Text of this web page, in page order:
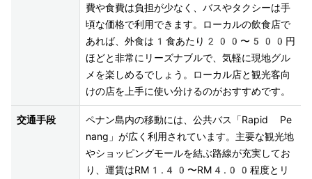
費や食費は負担が少なく、バスやタクシーは手
頃な価格で利用できます。ローカルの飲食店で
あれば、外食は1食あたり200〜500円
ほどと非常にリーズナブルで、気軽に現地グル
メを楽しめるでしょう。ローカル店と観光客向
けの店を上手に使い分けるのがおすすめです。
交通手段
ペナン島内の移動には、公共バス「Rapid Pe
nang」が広く利用されています。主要な観光地
やショッピングモールを結ぶ路線が充実してお
り、運賃はRM1.40〜RM4.00程度とリ